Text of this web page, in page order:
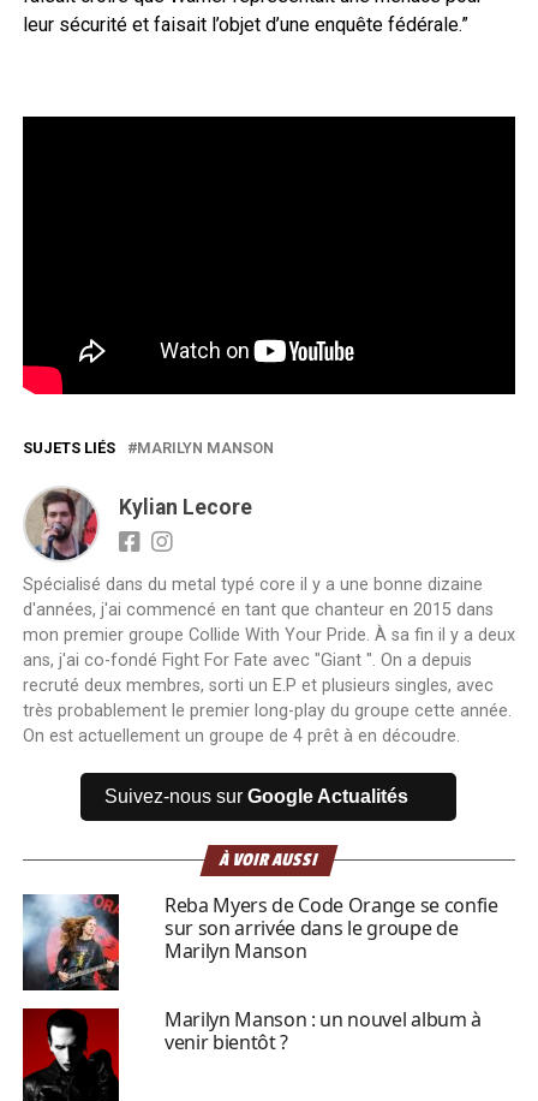
leur sécurité et faisait l’objet d’une enquête fédérale.”
SUJETS LIÉS MARILYN MANSON
Kylian Lecore
Spécialisé dans du metal typé core il y a une bonne dizaine
d'années, j'ai commencé en tant que chanteur en 2015 dans
mon premier groupe Collide With Your Pride. À sa fin il y a deux
ans, j'ai co-fondé Fight For Fate avec "Giant ". On a depuis
recruté deux membres, sorti un E.P et plusieurs singles, avec
très probablement le premier long-play du groupe cette année.
On est actuellement un groupe de 4 prêt à en découdre.
Suivez-nous surGoogle Actualités
À VOIR AUSSI
Reba Myers de Code Orange se confie
sur son arrivée dans le groupe de
Marilyn Manson
Marilyn Manson : un nouvel album à
venir bientôt ?